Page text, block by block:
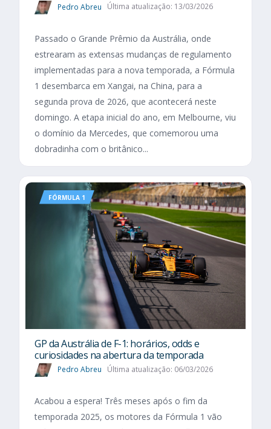
Pedro Abreu Última atualização: 13/03/2026
Passado o Grande Prêmio da Austrália, onde
estrearam as extensas mudanças de regulamento
implementadas para a nova temporada, a Fórmula
1 desembarca em Xangai, na China, para a
segunda prova de 2026, que acontecerá neste
domingo. A etapa inicial do ano, em Melbourne, viu
o domínio da Mercedes, que comemorou uma
dobradinha com o britânico...
FÓRMULA 1
GP da Austrália de F-1: horários, odds e
curiosidades na abertura da temporada
Pedro Abreu Última atualização: 06/03/2026
Acabou a espera! Três meses após o fim da
temporada 2025, os motores da Fórmula 1 vão